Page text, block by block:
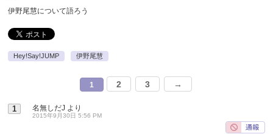
伊野尾慧について語ろう
Hey!Say!JUMP 伊野尾慧
1 2 3 →
1 名無しだJ より
2015年9月30日 5:56 PM